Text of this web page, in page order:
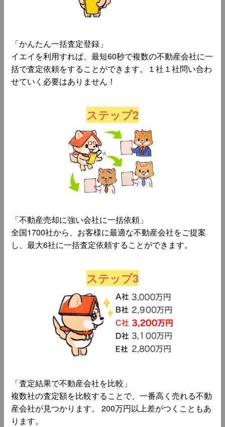
「かんたん一括査定登録」
イエイを利用すれば、最短60秒で複数の不動産会社に一
括で査定依頼をすることができます。１社１社問い合わ
せていく必要はありません！
ステップ2
「不動産売却に強い会社に一括依頼」
全国1700社から、お客様に最適な不動産会社をご提案
し、最大6社に一括査定依頼することができます。
ステップ3
「査定結果で不動産会社を比較」
複数社の査定額を比較することで、一番高く売れる不動
産会社が見つかります。 200万円以上差がつくこともあ
ります。